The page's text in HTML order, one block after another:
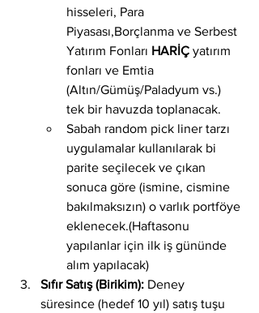
hisseleri, Para
Piyasası,Borçlanma ve Serbest
Yatırım Fonları HARİÇ yatırım
fonları ve Emtia
(Altın/Gümüş/Paladyum vs.)
tek bir havuzda toplanacak.
Sabah random pick liner tarzı
uygulamalar kullanılarak bi
parite seçilecek ve çıkan
sonuca göre (ismine, cismine
bakılmaksızın) o varlık portföye
eklenecek.(Haftasonu
yapılanlar için ilk iş gününde
alım yapılacak)
Sıfır Satış (Birikim): Deney
süresince (hedef 10 yıl) satış tuşu